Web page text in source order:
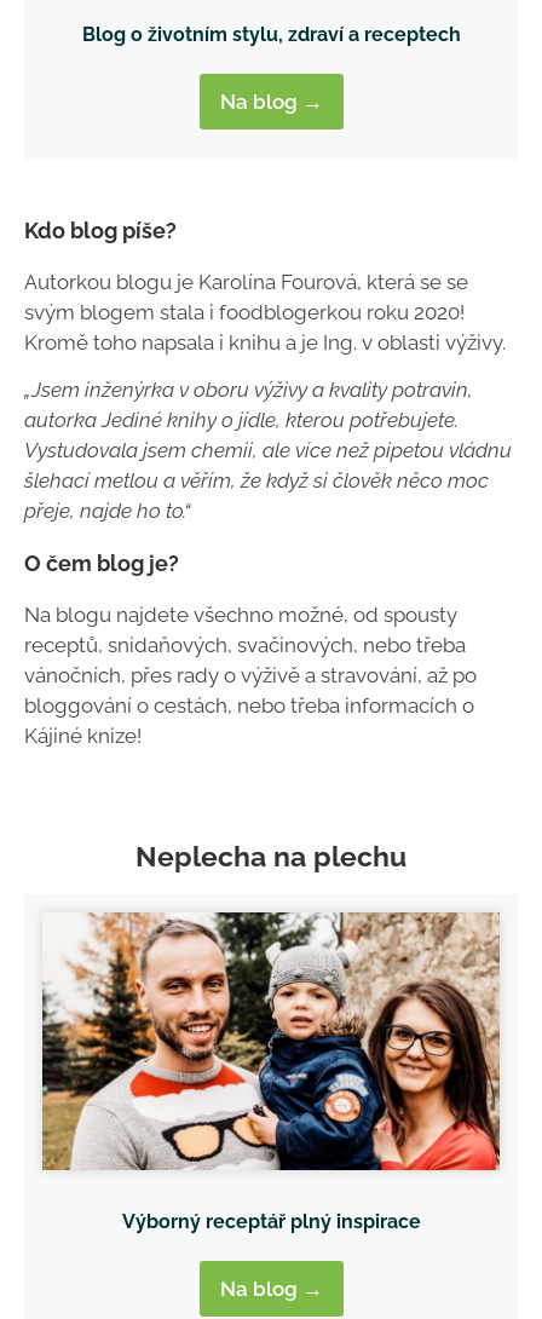
Blog o životním stylu, zdraví a receptech
Na blog →
Kdo blog píše?
Autorkou blogu je Karolína Fourová, která se se
svým blogem stala i foodblogerkou roku 2020!
Kromě toho napsala i knihu a je Ing. v oblasti výživy.
„Jsem inženýrka v oboru výživy a kvality potravin,
autorka Jediné knihy o jídle, kterou potřebujete.
Vystudovala jsem chemii, ale více než pipetou vládnu
šlehací metlou a věřím, že když si člověk něco moc
přeje, najde ho to.“
O čem blog je?
Na blogu najdete všechno možné, od spousty
receptů, snidaňových, svačinových, nebo třeba
vánočních, přes rady o výživě a stravování, až po
bloggování o cestách, nebo třeba informacích o
Kájiné knize!
Neplecha na plechu
Výborný receptář plný inspirace
Na blog →